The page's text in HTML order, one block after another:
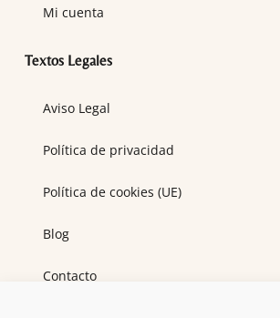
Mi cuenta
Textos Legales
Aviso Legal
Política de privacidad
Política de cookies (UE)
Blog
Contacto